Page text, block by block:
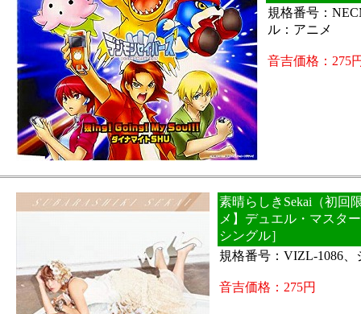
規格番号：
ル：アニメ
音吉価格：275
素晴らしきSekai（初回
メ】デュエル・マスタ
シングル］
規格番号：VIZL-1086
音吉価格：275円